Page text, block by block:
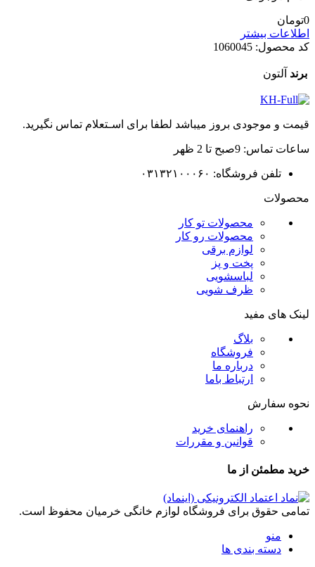
0تومان
اطلاعات بیشتر
کد محصول: 1060045
برند آلتون
قیمت و موجودی بروز میباشد لطفا برای اسـتعلام تماس نگیرید.
ساعات تماس: 9صبح تا 2 ظهر
تلفن فروشگاه: ۰۳۱۳۲۱۰۰۰۶۰
محصولات
محصولات تو کار
محصولات رو کار
لوازم برقی
پخت و پز
لباسشویی
ظرف شویی
لینک های مفید
بلاگ
فروشگاه
درباره ما
ارتباط باما
نحوه سفارش
راهنمای خرید
قوانین و مقررات
خرید مطمئن از ما
تمامی حقوق برای فروشگاه لوازم خانگی خرمیان محفوظ است.
منو
دسته بندی ها